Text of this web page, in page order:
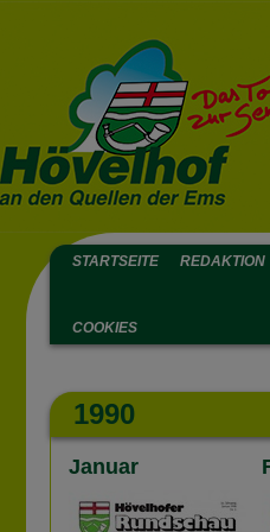
STARTSEITE REDAKTION
COOKIES
1990
Januar